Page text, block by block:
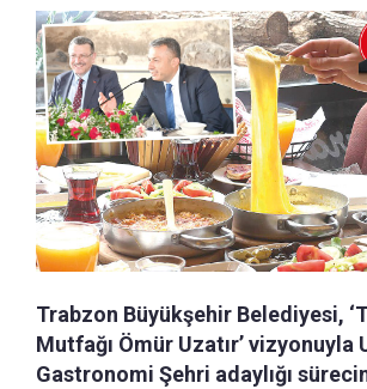
Trabzon Büyükşehir Belediyesi,
Mutfağı Ömür Uzatır’ vizyonuyla
Gastronomi Şehri adaylığı